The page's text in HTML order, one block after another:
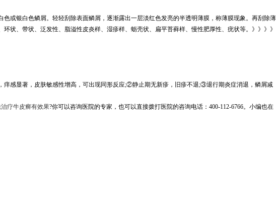
或银白色鳞屑。轻轻刮除表面鳞屑，逐渐露出一层淡红色发亮的半透明薄膜，称薄膜现象。再刮除薄
状、带状、泛发性、脂溢性皮炎样、湿疹样、蛎壳状、扁平苔藓样、慢性肥厚性、疣状等。》》》》
感显著，皮肤敏感性增高，可出现同形反应;②静止期无新疹，旧疹不退;③退行期炎症消退，鳞屑减
疗牛皮癣有效果?你可以咨询医院的专家，也可以直接拨打医院的咨询电话：400-112-6766。小编也在